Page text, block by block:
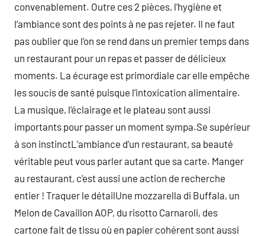
convenablement. Outre ces 2 pièces, l’hygiène et
l’ambiance sont des points à ne pas rejeter. Il ne faut
pas oublier que l’on se rend dans un premier temps dans
un restaurant pour un repas et passer de délicieux
moments. La écurage est primordiale car elle empêche
les soucis de santé puisque l’intoxication alimentaire.
La musique, l’éclairage et le plateau sont aussi
importants pour passer un moment sympa.Se supérieur
à son instinctL’ambiance d’un restaurant, sa beauté
véritable peut vous parler autant que sa carte. Manger
au restaurant, c’est aussi une action de recherche
entier ! Traquer le détailUne mozzarella di Buffala, un
Melon de Cavaillon AOP, du risotto Carnaroli, des
cartone fait de tissu où en papier cohérent sont aussi